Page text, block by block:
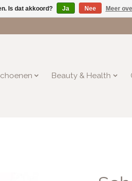
Beauty & Health
Is dat akkoord? Ja Nee Meer